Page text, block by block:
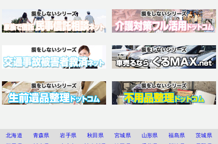
北海道 青森県 岩手県 秋田県 宮城県 山形県 福島県
茨城県